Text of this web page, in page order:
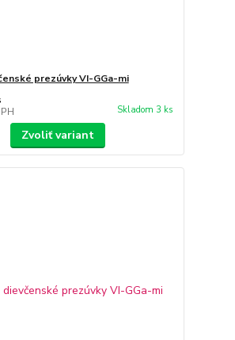
prezúvky VI-GGa-mi
Skladom 3 ks
Zvoliť variant